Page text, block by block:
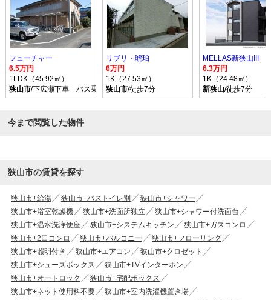
フューチャー
6.5万円
1LDK（45.92㎡）
狭山市/下広瀬下車 バス乗車時間14分 停歩5分
リブリ・琥珀
6万円
1K（27.53㎡）
狭山市/徒歩7分
MELLAS新狭山III
6.3万円
1K（24.48㎡）
新狭山/徒歩7分
今まで閲覧した物件
狭山市の賃貸を探す
狭山市+給湯 狭山市+バストイレ別
狭山市+シャワー
狭山市+浴室乾燥機
狭山市+洗面所独立
狭山市+シャワー付洗面台
狭山市+温水洗浄便座
狭山市+システムキッチン
狭山市+ガスコンロ
狭山市+2口コンロ
狭山市+バルコニー
狭山市+フローリング
狭山市+照明付き
狭山市+エアコン
狭山市+クロゼット
狭山市+シューズボックス
狭山市+TVインターホン
狭山市+オートロック
狭山市+宅配ボックス
狭山市+ネット使用料不要
狭山市+室内洗濯機置き場